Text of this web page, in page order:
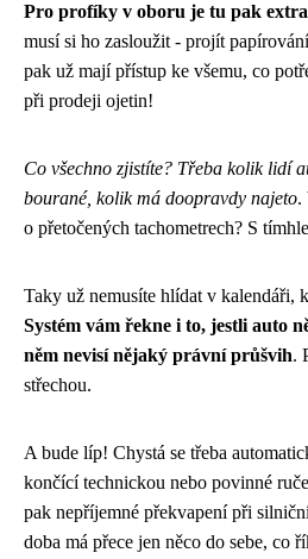
Pro profíky v oboru je tu pak
musí si ho zasloužit - projít
pak už mají přístup ke všemu, co
při prodeji ojetin!
Co všechno zjistíte? Třeba kolik lidí
bourané, kolik má doopravdy najeto.
o přetočených tachometrech? S
Taky už nemusíte hlídat v kalendáři,
Systém vám řekne i to, jestli auto
něm nevisí nějaký právní průšvih.
střechou.
A bude líp! Chystá se třeba
končící technickou nebo povinné
pak nepříjemné překvapení při
doba má přece jen něco do sebe, co